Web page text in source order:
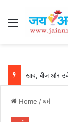
Menu
Home /धर्म